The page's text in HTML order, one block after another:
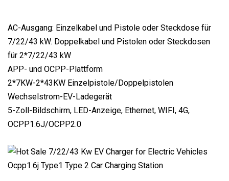
AC-Ausgang: Einzelkabel und Pistole oder Steckdose für
7/22/43 kW. Doppelkabel und Pistolen oder Steckdosen
für 2*7/22/43 kW
APP- und OCPP-Plattform
2*7KW-2*43KW Einzelpistole/Doppelpistolen
Wechselstrom-EV-Ladegerät
5-Zoll-Bildschirm, LED-Anzeige, Ethernet, WIFI, 4G,
OCPP1.6J/OCPP2.0